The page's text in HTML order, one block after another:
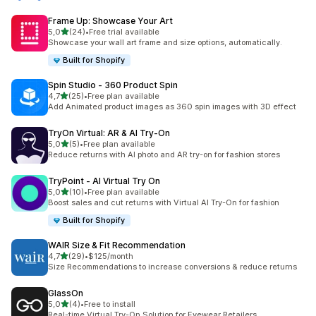
Frame Up: Showcase Your Art
5,0na 5 gwiazdek
(24)
Łączna liczba recenzji: 24
•Free trial available
Showcase your wall art frame and size options, automatically.
Built for Shopify
Spin Studio ‑ 360 Product Spin
4,7na 5 gwiazdek
(25)
Łączna liczba recenzji: 25
•Free plan available
Add Animated product images as 360 spin images with 3D effect
TryOn Virtual: AR & AI Try‑On
5,0na 5 gwiazdek
(5)
Łączna liczba recenzji: 5
•Free plan available
Reduce returns with AI photo and AR try-on for fashion stores
TryPoint ‑ AI Virtual Try On
5,0na 5 gwiazdek
(10)
Łączna liczba recenzji: 10
•Free plan available
Boost sales and cut returns with Virtual AI Try-On for fashion
Built for Shopify
WAIR Size & Fit Recommendation
4,7na 5 gwiazdek
(29)
Łączna liczba recenzji: 29
•$125/month
Size Recommendations to increase conversions & reduce returns
GlassOn
5,0na 5 gwiazdek
(4)
Łączna liczba recenzji: 4
•Free to install